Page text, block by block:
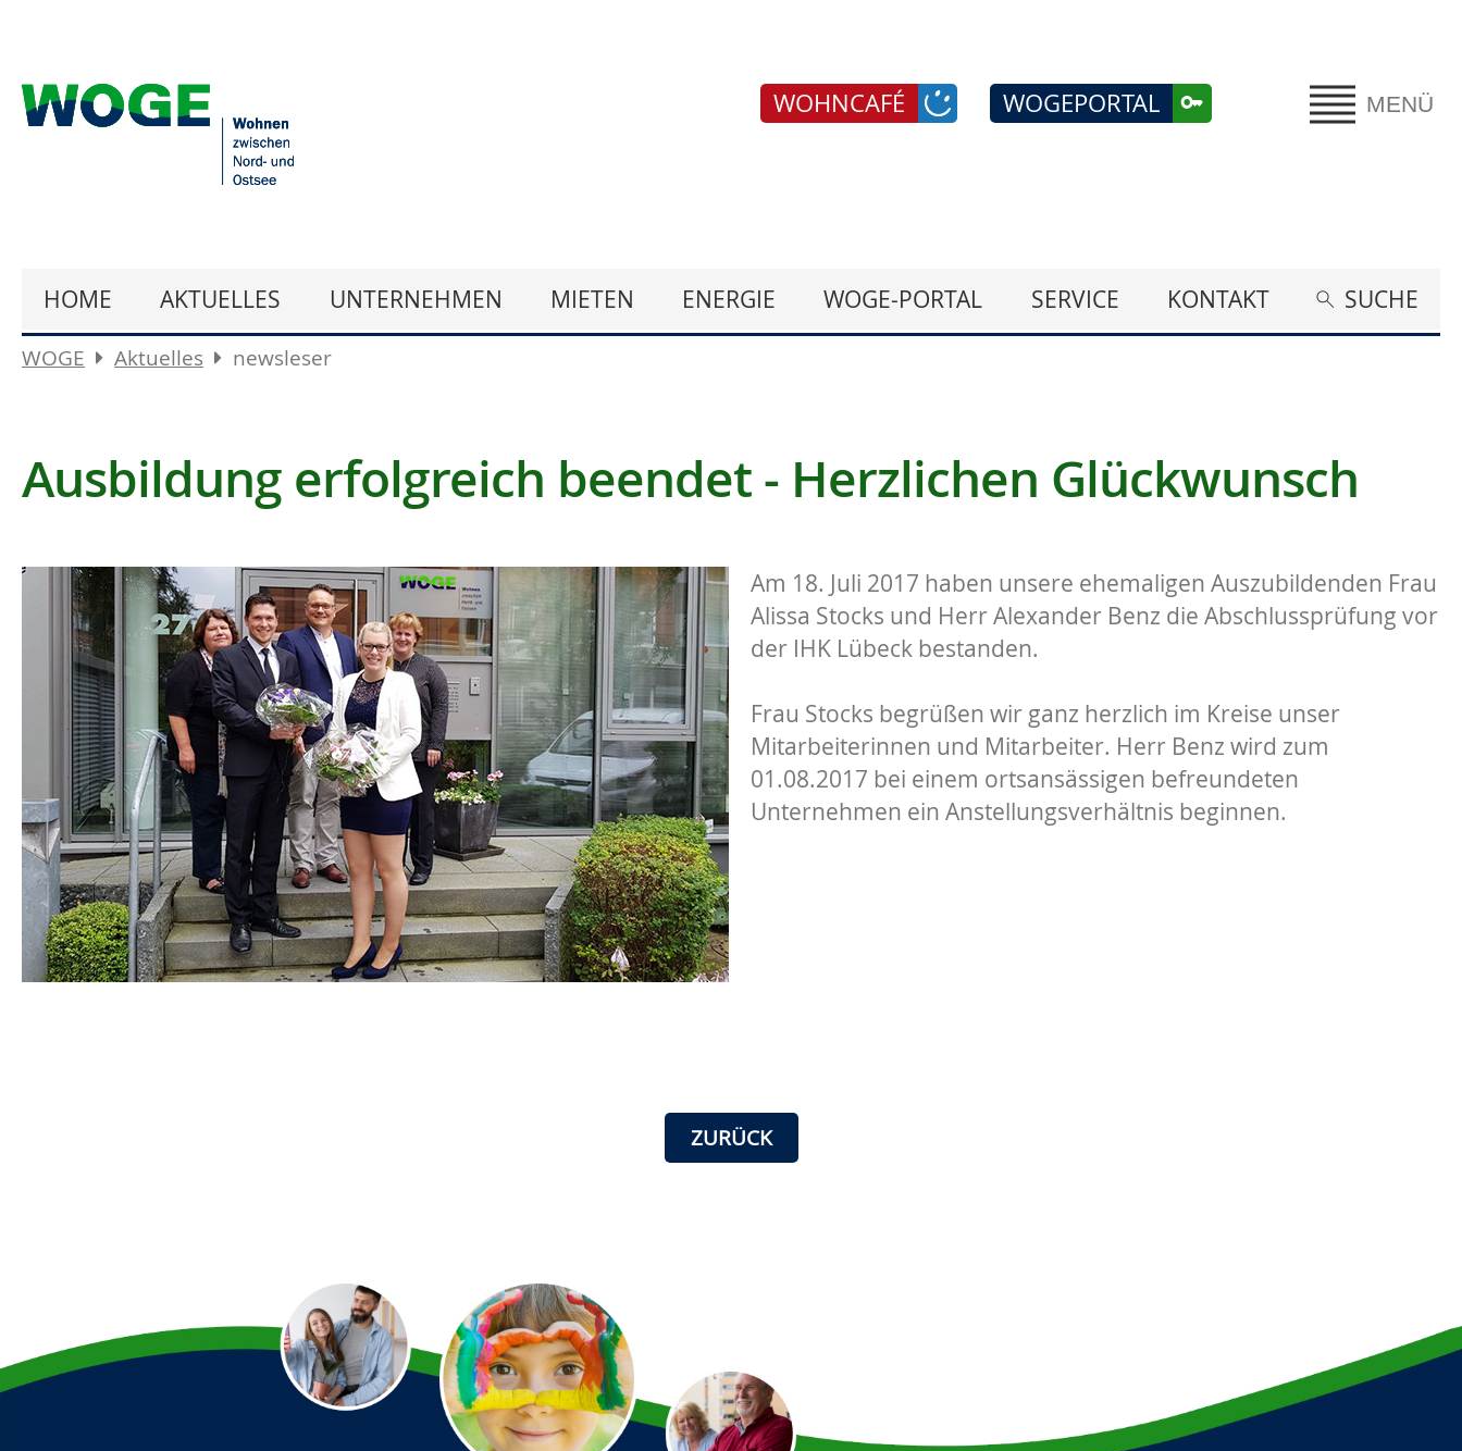
MENÜ
WOGEPORTAL
WOHNCAFÉ
HOME AKTUELLES UNTERNEHMEN MIETEN ENERGIE WOGE-PORTAL SERVICE KONTAKT SUCHE
WOGE Aktuelles newsleser
Ausbildung erfolgreich beendet - Herzlichen Glückwunsch
Am 18. Juli 2017 haben unsere ehemaligen Auszubildenden Frau
Alissa Stocks und Herr Alexander Benz die Abschlussprüfung vor
der IHK Lübeck bestanden.
Frau Stocks begrüßen wir ganz herzlich im Kreise unser
Mitarbeiterinnen und Mitarbeiter. Herr Benz wird zum
01.08.2017 bei einem ortsansässigen befreundeten
Unternehmen ein Anstellungsverhältnis beginnen.
ZURÜCK